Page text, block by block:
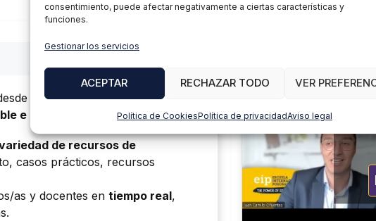
consentimiento, puede afectar negativamente a ciertas características y
funciones.
Gestionar los servicios
ACEPTAR RECHAZAR TODO VER
Política de CookiesPolítica de privacidadAviso legal
cualquierdispositivocon
e intuitiva
de recursos de
casos prácticos, recursos
as y docentes en tiempo real,